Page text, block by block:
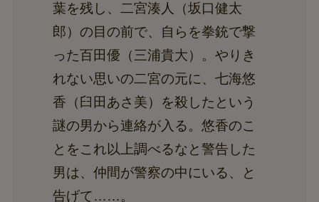
葉を残し、二宮湊人（坂口健太
郎）の目の前で、自らを拳銃で撃
った百田優（三浦貴大）。やりき
れない思いの二宮の元に、七海悠
香（臼田あさ美）を殺したという
謎の男から連絡が入る。悠香のこ
とをこれ以上調べるなと警告した
男は、仲間が警察の中にいる、と
告げて……。